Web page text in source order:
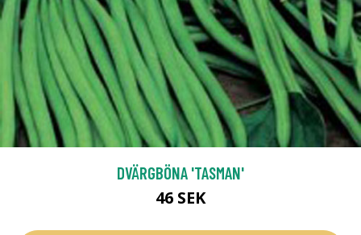
DVÄRGBÖNA 'TASMAN'
46 SEK